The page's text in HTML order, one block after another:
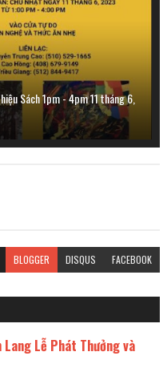
Sách 1pm - 4pm 11 tháng 6,
BLOGGER DISQUS FACEBOOK
Lễ Phát Thưởng và